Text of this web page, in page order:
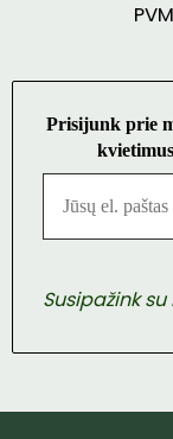
Prisijunk prie
Susipažink